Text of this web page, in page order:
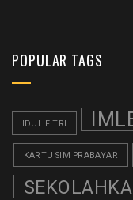
POPULAR TAGS
IDUL FITRI
KARTU SIM PRABAYAR